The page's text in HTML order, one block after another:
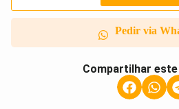
Pedir via
Compartilhar